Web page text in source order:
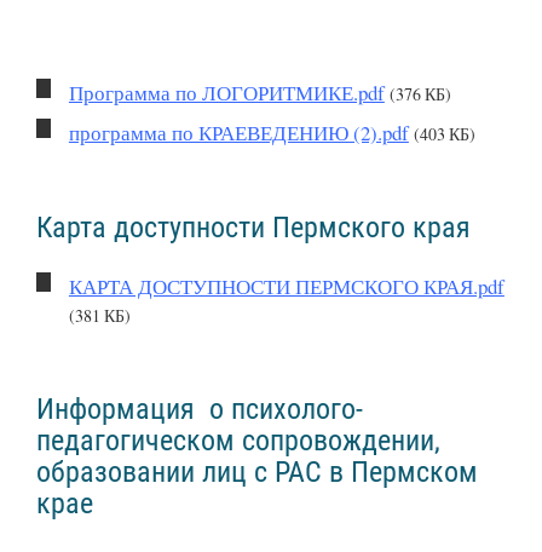
Программа по ЛОГОРИТМИКЕ.pdf (376 КБ)
программа по КРАЕВЕДЕНИЮ (2).pdf (403 КБ)
Карта доступности Пермского края
КАРТА ДОСТУПНОСТИ ПЕРМСКОГО КРАЯ.pdf
(381 КБ)
Информация о психолого-
педагогическом сопровождении,
образовании лиц с РАС в Пермском
крае